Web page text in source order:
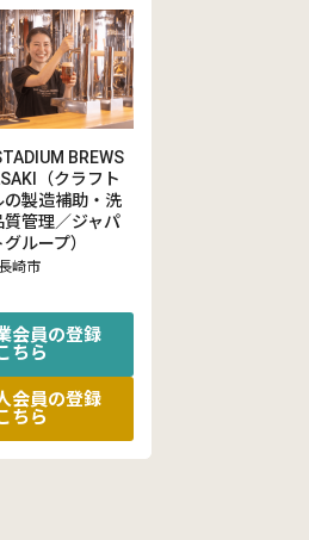
BREWS
（クラフト
の製造補助・洗
質管理／ジャパ
ループ）
崎市
会員の登録
ちら
会員の登録
ちら